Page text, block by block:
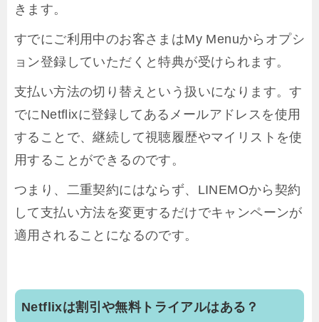
きます。
すでにご利用中のお客さまはMy Menuからオプシ
ョン登録していただくと特典が受けられます。
支払い方法の切り替えという扱いになります。す
でにNetflixに登録してあるメールアドレスを使用
することで、継続して視聴履歴やマイリストを使
用することができるのです。
つまり、二重契約にはならず、LINEMOから契約
して支払い方法を変更するだけでキャンペーンが
適用されることになるのです。
Netflixは割引や無料トライアルはある？